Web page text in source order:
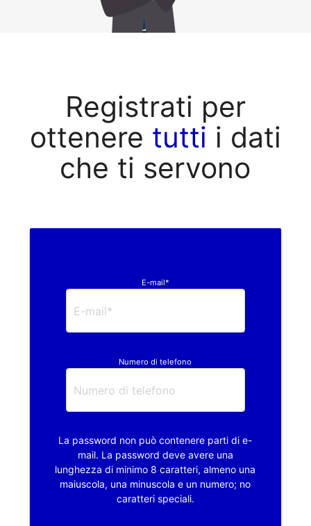
Registrati per
ottenere tutti i dati
che ti servono
E-mail*
Numero di telefono
La password non può contenere parti di e-
mail. La password deve avere una
lunghezza di minimo 8 caratteri, almeno una
maiuscola, una minuscola e un numero; no
caratteri speciali.